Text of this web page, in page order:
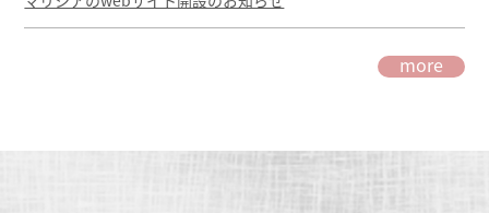
more